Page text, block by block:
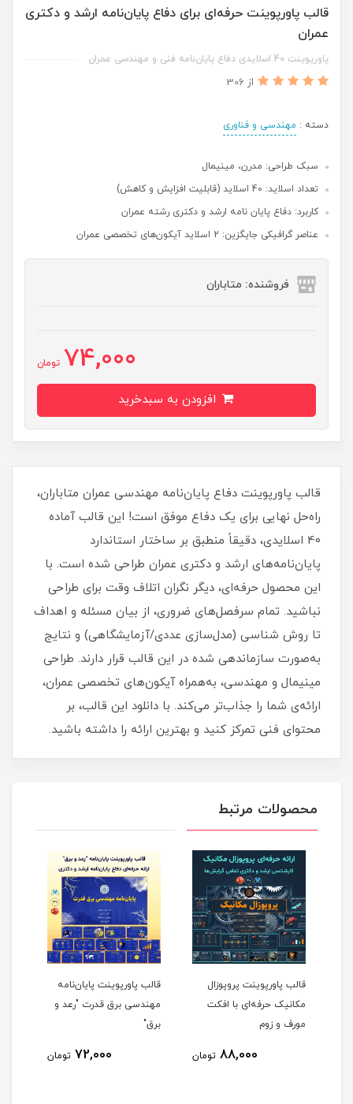
قالب پاورپوینت حرفه‌ای برای دفاع پایان‌نامه ارشد و دکتری
عمران
پاورپوینت 40 اسلایدی دفاع پایان‌نامه فنی و مهندسی عمران
از 306
دسته : مهندسی و فناوری
سبک طراحی: مدرن، مینیمال
تعداد اسلاید: 40 اسلاید (قابلیت افزایش و کاهش)
کاربرد: دفاع پایان نامه ارشد و دکتری رشته عمران
عناصر گرافیکی جایگزین: 2 اسلاید آیکون‌های تخصصی عمران
فروشنده: متاباران
74,000 تومان
قالب پاورپوینت دفاع پایان‌نامه مهندسی عمران متاباران،
راه‌حل نهایی برای یک دفاع موفق است! این قالب آماده
40 اسلایدی، دقیقاً منطبق بر ساختار استاندارد
پایان‌نامه‌های ارشد و دکتری عمران طراحی شده است. با
این محصول حرفه‌ای، دیگر نگران اتلاف وقت برای طراحی
نباشید. تمام سرفصل‌های ضروری، از بیان مسئله و اهداف
تا روش شناسی (مدل‌سازی عددی/آزمایشگاهی) و نتایج
به‌صورت سازماندهی شده در این قالب قرار دارند. طراحی
مینیمال و مهندسی، به‌همراه آیکون‌های تخصصی عمران،
ارائه‌ی شما را جذاب‌تر می‌کند. با دانلود این قالب، بر
محتوای فنی تمرکز کنید و بهترین ارائه را داشته باشید.
محصولات مرتبط
قالب پاورپوینت پروپوزال
مکانیک حرفه‌ای با افکت
مورف و زوم
88,000 تومان
قالب پاورپوینت پایان‌نامه
مهندسی برق قدرت "رعد و
برق"
72,000 تومان